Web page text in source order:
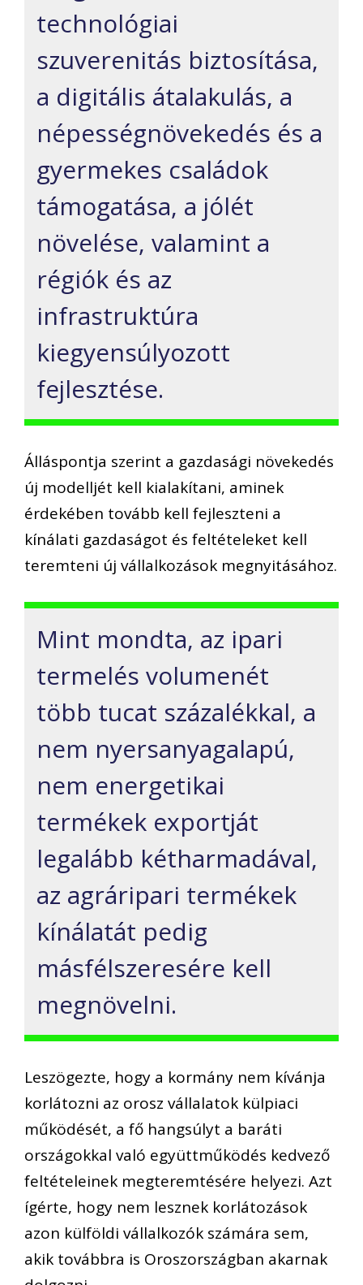
technológiai
szuverenitás biztosítása,
a digitális átalakulás, a
népességnövekedés és a
gyermekes családok
támogatása, a jólét
növelése, valamint a
régiók és az
infrastruktúra
kiegyensúlyozott
fejlesztése.
Álláspontja szerint a gazdasági növekedés
új modelljét kell kialakítani, aminek
érdekében tovább kell fejleszteni a
kínálati gazdaságot és feltételeket kell
teremteni új vállalkozások megnyitásához.
Mint mondta, az ipari
termelés volumenét
több tucat százalékkal, a
nem nyersanyagalapú,
nem energetikai
termékek exportját
legalább kétharmadával,
az agráripari termékek
kínálatát pedig
másfélszeresére kell
megnövelni.
Leszögezte, hogy a kormány nem kívánja
korlátozni az orosz vállalatok külpiaci
működését, a fő hangsúlyt a baráti
országokkal való együttműködés kedvező
feltételeinek megteremtésére helyezi. Azt
ígérte, hogy nem lesznek korlátozások
azon külföldi vállalkozók számára sem,
akik továbbra is Oroszországban akarnak